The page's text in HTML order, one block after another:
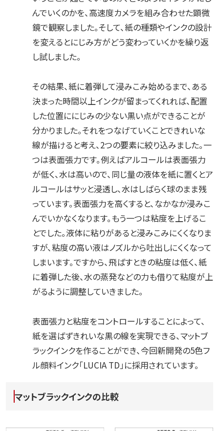
んでいくのかを、高速度カメラを組み合わせた顕微
鏡で観察しました。そして、紙の種類やインクの設計
を変えるとにじみ方がどう変わっていくかを繰り返
し試しました。
その結果、紙に着弾して浸みこみ始めるまで、ある
決まった時間以上インクが留まってくれれば、配置
した位置ににじみの少ない黒い点ができることが
分かりました。それをつなげていくことできれいな
線が描けると考え、2つの要素に絞り込みました。一
つは表面張力です。例えばアルコールは表面張力
が低く、水は高いので、同じ量の液体を紙に置くとア
ルコールはサッと浸透し、水はしばらく球のまま残
っています。表面張力を高くすると、なかなか浸みこ
んでいかなくなります。もう一つは粘度を上げるこ
とでした。液体に粘りがあると浸みこみにくくなりま
すが、粘度の高い液はノズルから吐出しにくくなって
しまいます。ですから、飛ばすときの粘度は低く、紙
に着弾した後、水の蒸発などの力も借りて粘度が上
がるように調整していきました。
表面張力と粘度をコントロールすることによって、
紙を選ばずきれいな黒の線を実現できる、マットブ
ラックインクを作ることができ、今回新開発の5色フ
ル顔料インク「LUCIA TD」に採用されています。
マットブラックインクの比較